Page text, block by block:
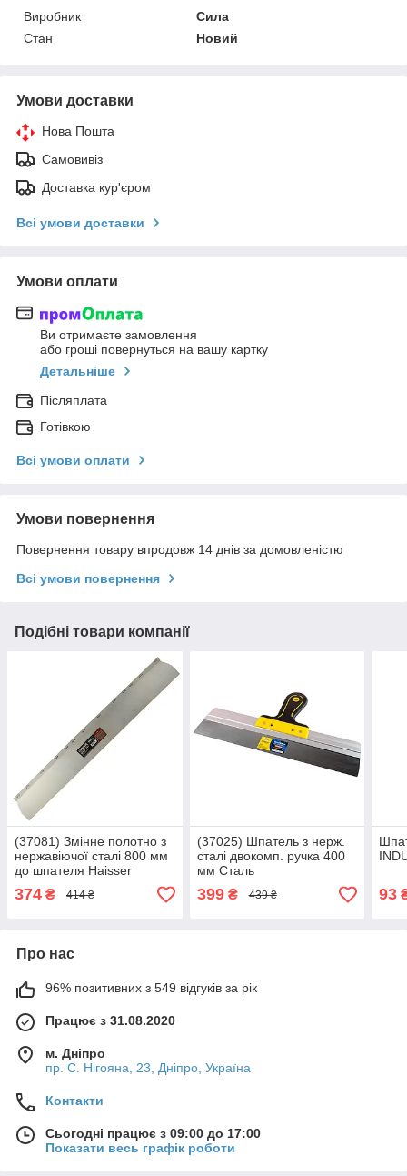
Виробник
Сила
Стан
Новий
Умови доставки
Нова Пошта
Самовивіз
Доставка кур'єром
Всі умови доставки
Умови оплати
Ви отримаєте замовлення
або гроші повернуться на вашу картку
Детальніше
Післяплата
Готівкою
Всі умови оплати
Умови повернення
Повернення товару впродовж 14 днів за домовленістю
Всі умови повернення
Подібні товари компанії
(37081) Змінне полотно з
нержавіючої сталі 800 мм
до шпателя Haisser
374 ₴ 414 ₴
(37025) Шпатель з нерж.
сталі двокомп. ручка 400
мм Сталь
399₴ 439 ₴ 93
Про нас
96% позитивних з 549 відгуків за рік
Працює з 31.08.2020
м. Дніпро
пр. С. Нігояна, 23, Дніпро, Україна
Контакти
Сьогодні працює з 09:00 до 17:00
Показати весь графік роботи